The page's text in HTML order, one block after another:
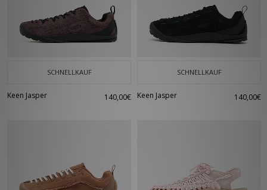
SCHNELLKAUF
Keen Jasper 140,00€
SCHNELLKAUF
Keen Jasper 140,00€